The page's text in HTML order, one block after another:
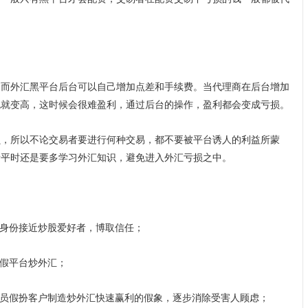
外汇黑平台后台可以自己增加点差和手续费。当代理商在后台增加
变高，这时候会很难盈利，通过后台的操作，盈利都会变成亏损。
所以不论交易者要进行何种交易，都不要被平台诱人的利益所蒙
时还是要多学习外汇知识，避免进入外汇亏损之中。
份接近炒股爱好者，博取信任；
平台炒外汇；
假扮客户制造炒外汇快速赢利的假象，逐步消除受害人顾虑；